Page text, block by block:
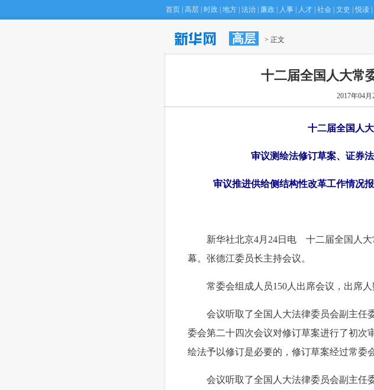
首页 高层 时政 地方 法治 廉政 人事 人才 社会 文史 悦读
高层 > 正文
·“基因剪刀”可防治视网膜病变
十二届全国人大常
2017年04月
十二届全国人大
审议测绘法修订草案、证券法
审议推进供给侧结构性改革工作情况报
新华社北京4月24日电 十二届全国人大
幕。张德江委员长主持会议。
常委会组成人员150人出席会议，出席人
会议听取了全国人大法律委员会副主任
委会第二十四次会议对修订草案进行了初次
绘法予以修订是必要的，修订草案经过常委
会议听取了全国人大法律委员会副主任